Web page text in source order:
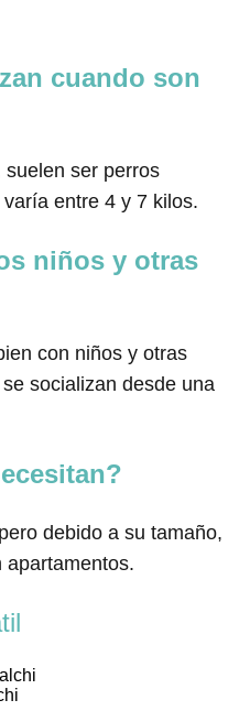
cuando son
ser perros
entre 4 y 7 kilos.
niños y otras
con niños y otras
socializan desde una
debido a su tamaño,
apartamentos.